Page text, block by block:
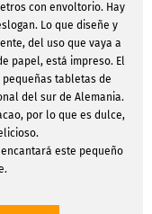
con envoltorio. Hay
Lo que diseñe y
del uso que vaya a
papel, está impreso. El
tabletas de
del sur de Alemania.
por lo que es dulce,
este pequeño